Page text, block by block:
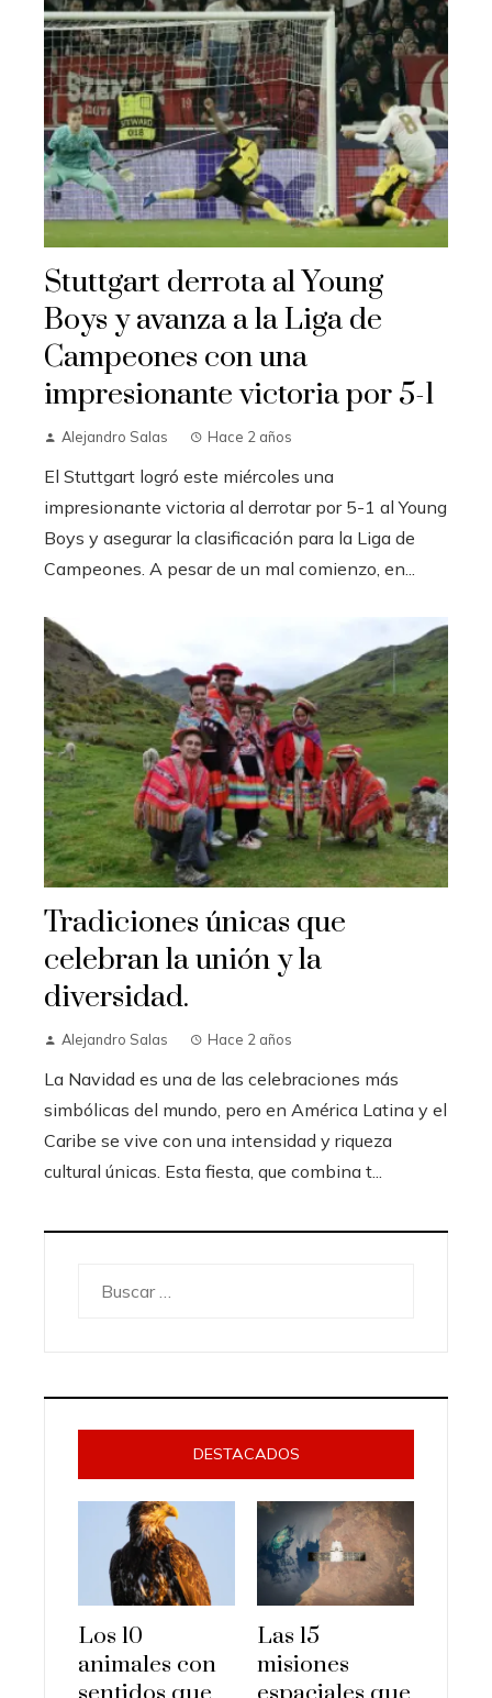
Stuttgart derrota al Young
Boys y avanza a la Liga de
Campeones con una
impresionante victoria por 5-1
Alejandro Salas Hace 2 años
El Stuttgart logró este miércoles una
impresionante victoria al derrotar por 5-1 al Young
Boys y asegurar la clasificación para la Liga de
Campeones. A pesar de un mal comienzo, en...
Tradiciones únicas que
celebran la unión y la
diversidad.
Alejandro Salas Hace 2 años
La Navidad es una de las celebraciones más
simbólicas del mundo, pero en América Latina y el
Caribe se vive con una intensidad y riqueza
cultural únicas. Esta fiesta, que combina t...
DESTACADOS
Los 10
animales con
Las 15
misiones